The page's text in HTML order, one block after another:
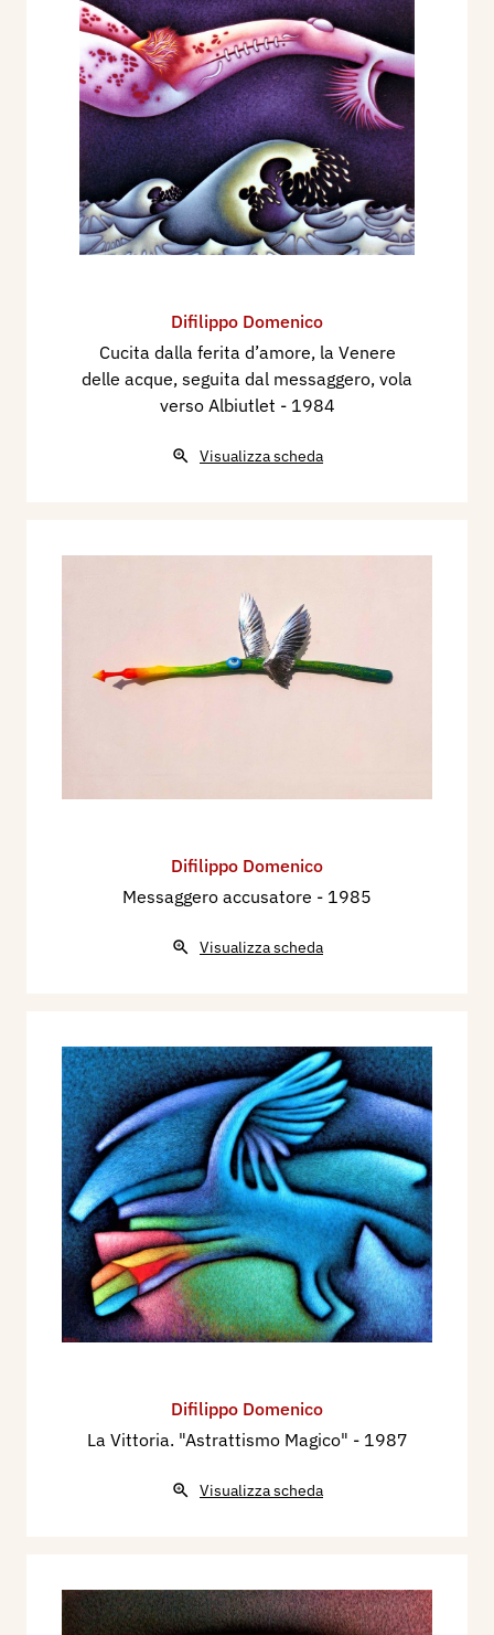
Difilippo Domenico
Cucita dalla ferita d’amore, la Venere
delle acque, seguita dal messaggero, vola
verso Albiutlet - 1984
Visualizza scheda
Difilippo Domenico
Messaggero accusatore - 1985
Visualizza scheda
Difilippo Domenico
La Vittoria. "Astrattismo Magico" - 1987
Visualizza scheda